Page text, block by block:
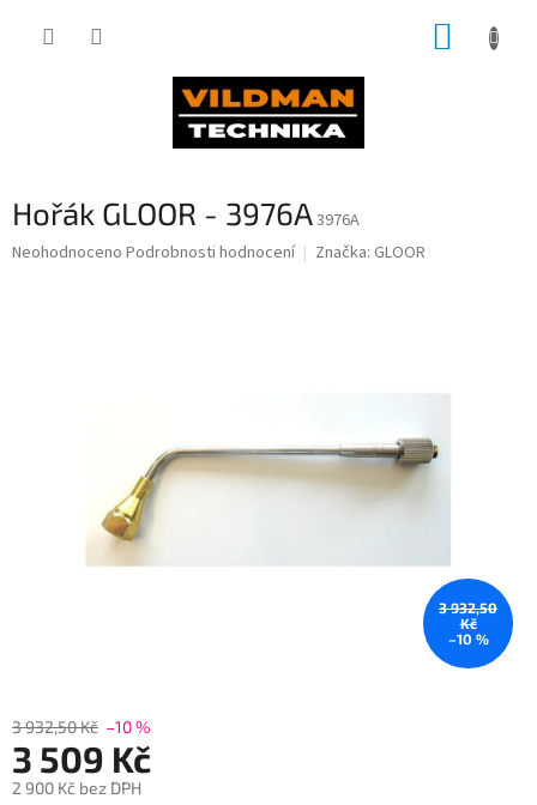
Hořák GLOOR - 3976A3976A
Průměrné
Neohodnoceno Podrobnosti hodnocení Značka: GLOOR
3 932,50
Kč
–10 %
3 932,50 Kč –10 %
3 509 Kč
2 900 Kč bez DPH